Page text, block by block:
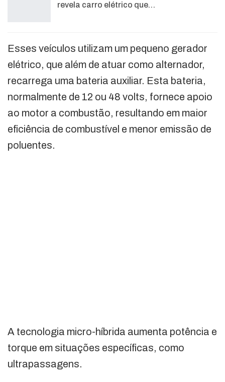
revela carro elétrico que…
Esses veículos utilizam um pequeno gerador
elétrico, que além de atuar como alternador,
recarrega uma bateria auxiliar. Esta bateria,
normalmente de 12 ou 48 volts, fornece apoio
ao motor a combustão, resultando em maior
eficiência de combustível e menor emissão de
poluentes.
A tecnologia micro-híbrida aumenta potência e
torque em situações específicas, como
ultrapassagens.